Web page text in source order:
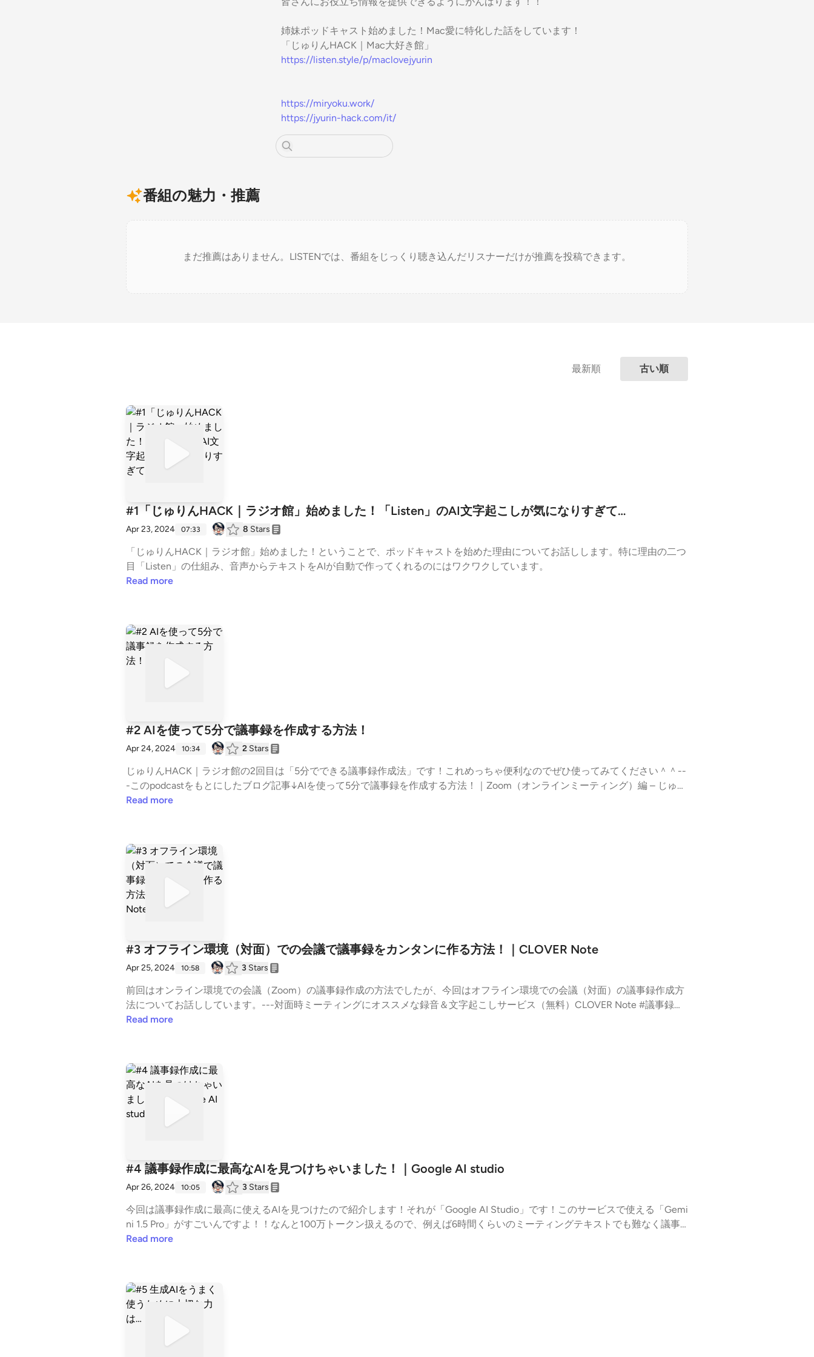
姉妹ポッドキャスト始めました！Mac愛に特化した話をしています！
「じゅりんHACK｜Mac大好き館」
https://listen.style/p/maclovejyurin
https://miryoku.work/
https://jyurin-hack.com/it/
番組の魅力・推薦
まだ推薦はありません。LISTENでは、番組をじっくり聴き込んだリスナーだけが推薦を投稿できます。
最新順 古い順
#1「じゅりんHACK｜ラジオ館」始めました！「Listen」のAI文字起こしが気になりすぎて…
Apr 23, 2024 07:33 8 Stars
「じゅりんHACK｜ラジオ館」始めました！ということで、ポッドキャストを始めた理由についてお話しします。特に理由の二つ
目「Listen」の仕組み、音声からテキストをAIが自動で作ってくれるのにはワクワクしています。
Read more
#2 AIを使って5分で議事録を作成する方法！
Apr 24, 2024 10:34 2 Stars
じゅりんHACK｜ラジオ館の2回目は「5分でできる議事録作成法」です！これめっちゃ便利なのでぜひ使ってみてください＾＾--
-このpodcastをもとにしたブログ記事↓AIを使って5分で議事録を作成する方法！｜Zoom（オンラインミーティング）編 – じゅり
んHACK｜ラジオ館---長文処理にオススメのチャット型AI「Claude」---議事録の作り方詳細はこちらの記事をご覧ください↓Zoo
使い方！！ | じゅりんHACK -IT情報館- #it #AI #claude #zoom #仕事効率化
Read more
#3 オフライン環境（対面）での会議で議事録をカンタンに作る方法！｜CLOVER Note
Apr 25, 2024 10:58 3 Stars
前回はオンライン環境での会議（Zoom）の議事録作成の方法でしたが、今回はオフライン環境での会議（対面）の議事録作成方
法についてお話ししています。---対面時ミーティングにオススメな録音＆文字起こしサービス（無料）CLOVER Note #議事録作
成 #オフライン会議 #CloverNote #音声文字起こし #会議効率化 #録音アプリ #AI議事録 #時間節約 #スマホアプリ #AI
Read more
#4 議事録作成に最高なAIを見つけちゃいました！｜Google AI studio
Apr 26, 2024 10:05 3 Stars
今回は議事録作成に最高に使えるAIを見つけたので紹介します！それが「Google AI Studio」です！このサービスで使える「Gemi
ni 1.5 Pro」がすごいんですよ！！なんと100万トークン扱えるので、例えば6時間くらいのミーティングテキストでも難なく議事
録にできたりしちゃいます。 Google AI Studiohttps://aistudio.google.com/app/waitlist/97445851 カンタンな使い方の動画を作成
Read more